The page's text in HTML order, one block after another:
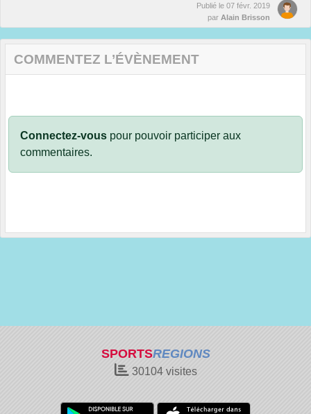
Publié le 07 févr. 2019
par Alain Brisson
COMMENTEZ L’ÉVÈNEMENT
Connectez-vous pour pouvoir participer aux
commentaires.
SPORTSREGIONS
30104visites